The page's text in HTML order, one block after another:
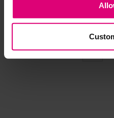
Blouse streep
€ 69,95